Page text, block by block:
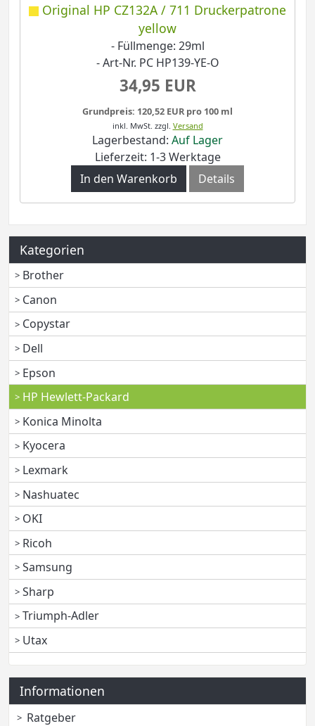
Original HP CZ132A / 711 Druckerpatrone
yellow
- Füllmenge: 29ml
- Art-Nr. PC HP139-YE-O
34,95 EUR
Grundpreis: 120,52 EUR pro 100 ml
inkl. MwSt. zzgl. Versand
Lagerbestand: Auf Lager
Lieferzeit: 1-3 Werktage
In den Warenkorb
Details
Kategorien
Brother
Canon
Copystar
Dell
Epson
HP Hewlett-Packard
Konica Minolta
Kyocera
Lexmark
Nashuatec
OKI
Ricoh
Samsung
Sharp
Triumph-Adler
Utax
Informationen
Ratgeber